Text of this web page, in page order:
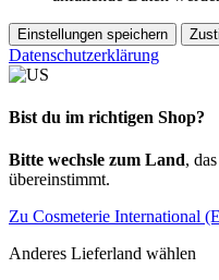
Einstellungen speichern
Datenschutzerklärung
Bist du im richtigen Shop?
Bitte wechsle zum Land,
übereinstimmt.
Zu Cosmeterie International
Anderes Lieferland wählen